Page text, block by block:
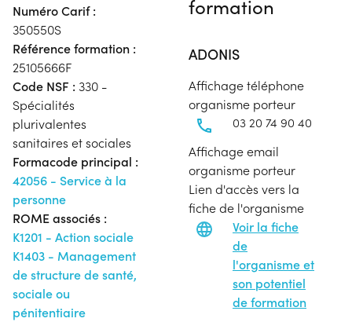
Numéro Carif :
350550S
Référence formation :
25105666F
Code NSF : 330 -
Spécialités
plurivalentes
sanitaires et sociales
Formacode principal :
42056 - Service à la
personne
ROME associés :
K1201 - Action sociale
K1403 - Management
de structure de santé,
sociale ou
pénitentiaire
formation
ADONIS
Affichage téléphone
organisme porteur
03 20 74 90 40
Affichage email
organisme porteur
Lien d'accès vers la
fiche de l'organisme
Voir la fiche
de
l'organisme et
son potentiel
de formation